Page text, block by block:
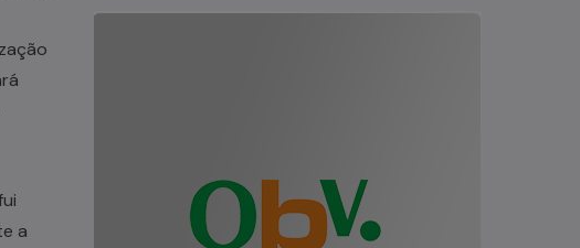
a